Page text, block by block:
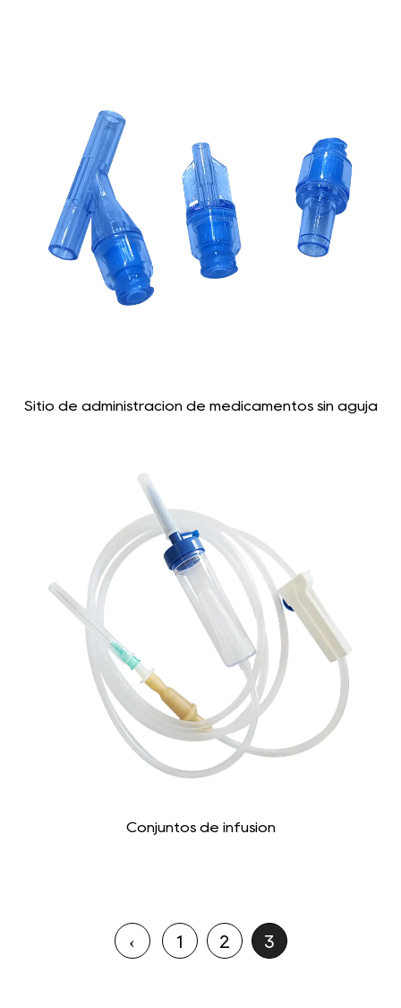
Sitio de administración de medicamentos sin aguja
Conjuntos de infusión
‹ 1 2 3